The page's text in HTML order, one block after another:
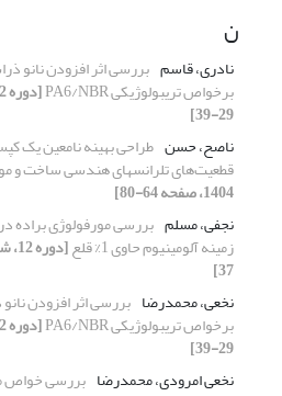
ن
نادری، قاسم بررسی اثر افزودن نانو
برخواص تریبولوژیکی PA6/NBR
29-39]
ناصح، حسن طراحی بهینه نامعین یک
قطعیت‌های تلرانس‏های هندسی ساخت و
1404، صفحه 64-80]
نجفی، مسلم بررسی مورفولوژی براده
زمینه آلومینیوم حاوی 1% قلع
37]
نخعی، محمدرضا بررسی اثر افزودن
برخواص تریبولوژیکی PA6/NBR
29-39]
نخعی امرودی، محمدرضا بررسی خواص